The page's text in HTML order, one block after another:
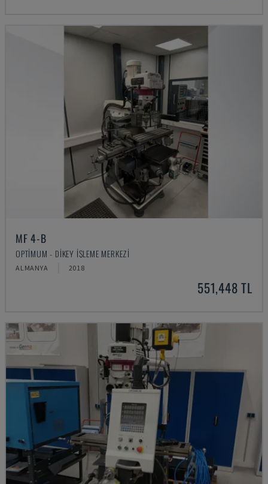
MF 4-B
OPTIMUM - DIKEY İŞLEME MERKEZI
ALMANYA 2018
551,448 TL